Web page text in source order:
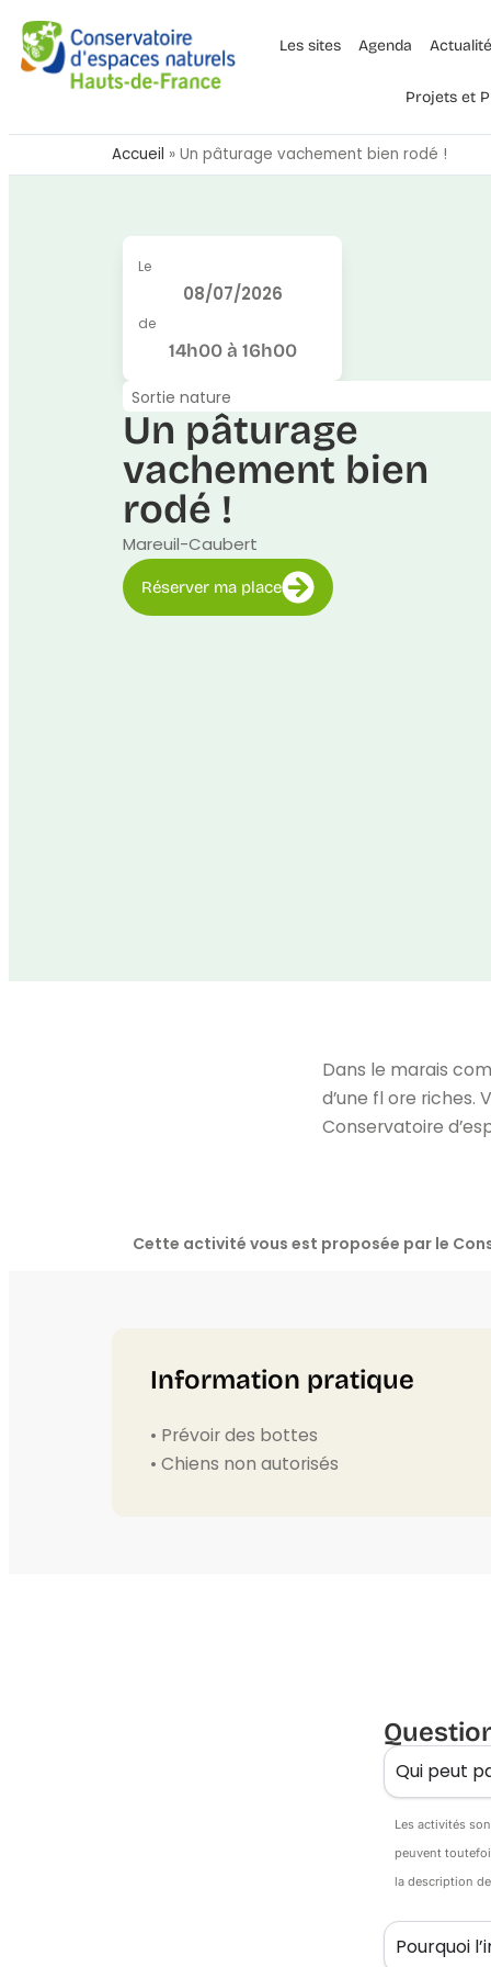
Les sites Agenda
Projets et
Accueil » Un pâturage vachement bien rodé !
Le
08/07/2026
de
14h00 à 16h00
Sortie nature
Un pâturage
vachement bien
rodé !
Mareuil-Caubert
Réserver ma place
Dans le marais
d’une fl ore
Conservatoire
Cette activité vous est proposée par le
Information pratique
• Prévoir des bottes
• Chiens non autorisés
Qui peut
Les activités
peuvent
la description
Pourquoi